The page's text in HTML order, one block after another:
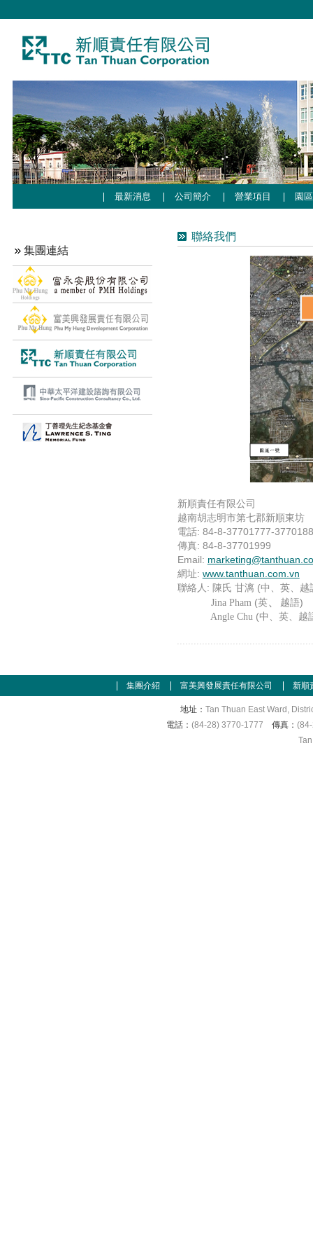
最新消息 公司簡介 營業項目 園
集團連結
聯絡我們
新順責任有限公司
越南胡志明市第七郡新順東坊
電話: 84-8-37701777-
傳真: 84-8-37701999
Email:
網址: www.tanthuan.com.vn
聯絡人: 陳氏 甘漓(中、英、越
Jina Pham(英、 越語)
Angle Chu(中、英、越
集團介紹 富美興發展責任有限公司 新順
地址： Tan Thuan East Ward,
電話： (84-28) 3770-1777 傳真：